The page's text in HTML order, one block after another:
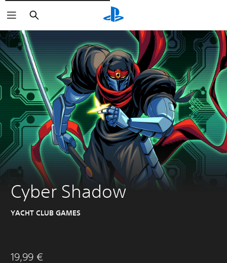
Buscar
Cyber Shadow
YACHT CLUB GAMES
19,99 €